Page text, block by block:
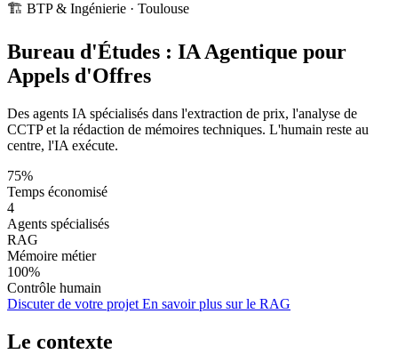
🏗️ BTP & Ingénierie · Toulouse
Bureau d'Études : IA Agentique pour
Appels d'Offres
Des agents IA spécialisés dans l'extraction de prix, l'analyse de
CCTP et la rédaction de mémoires techniques. L'humain reste au
centre, l'IA exécute.
75%
Temps économisé
4
Agents spécialisés
RAG
Mémoire métier
100%
Contrôle humain
Discuter de votre projet En savoir plus sur le RAG
Le contexte